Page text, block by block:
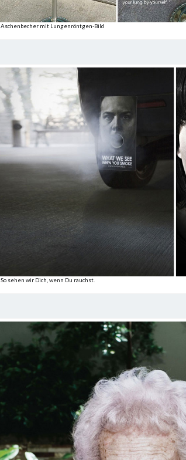
Aschenbecher mit Lungenröntgen-Bild
So sehen wir Dich, wenn Du rauchst.